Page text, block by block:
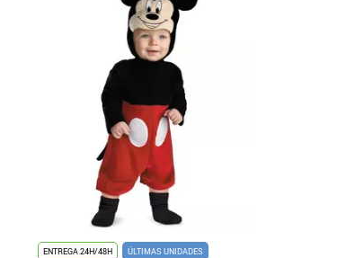
ENTREGA 24H/48H ÚLTIMAS UNIDADES